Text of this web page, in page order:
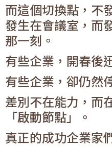
而這個切換點，不
發生在會議室，而
那一刻。
有些企業，開春後
有些企業，卻仍然
差別不在能力，而
「啟動節點」。
真正的成功企業家